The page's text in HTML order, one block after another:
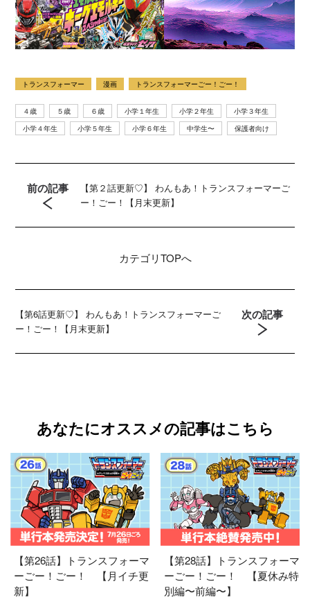
トランスフォーマー 漫画 トランスフォーマーごー！ごー！
４歳 ５歳 ６歳 小学１年生 小学２年生
小学３年生
小学４年生
小学５年生 小学６年生 中学生〜 保護者向け
前の記事
【第２話更新♡】 わんもあ！トランスフォーマーご
ー！ごー！【月末更新】
カテゴリTOPへ
【第6話更新♡】 わんもあ！トランスフォーマーご
ー！ごー！【月末更新】
次の記事
あなたにオススメの記事はこちら
【第26話】トランスフォーマ
ーごー！ごー！ 【月イチ更
新】
【第28話】トランスフォーマ
ーごー！ごー！ 【夏休み特
別編〜前編〜】